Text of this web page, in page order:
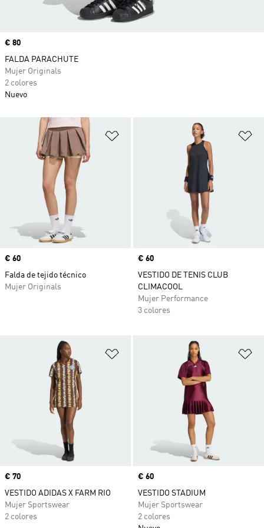
Añadir a la lista de deseos
Precio
€ 60
Falda de tejido técnico
Mujer Originals
Precio
€ 60
VESTIDO DE TENIS CLUB
CLIMACOOL
Mujer Performance
3 colores
Añadir a la lista de deseos
Precio
€ 70
VESTIDO ADIDAS X FARM RIO
Mujer Sportswear
2 colores
Precio
€ 60
VESTIDO STADIUM
Mujer Sportswear
2 colores
Precio
€ 80
FALDA PARACHUTE
Mujer Originals
2 colores
Nuevo